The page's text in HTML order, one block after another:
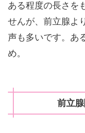
ある程度の長さを
せんが、前立腺よ
声も多いです。あ
め。
前立